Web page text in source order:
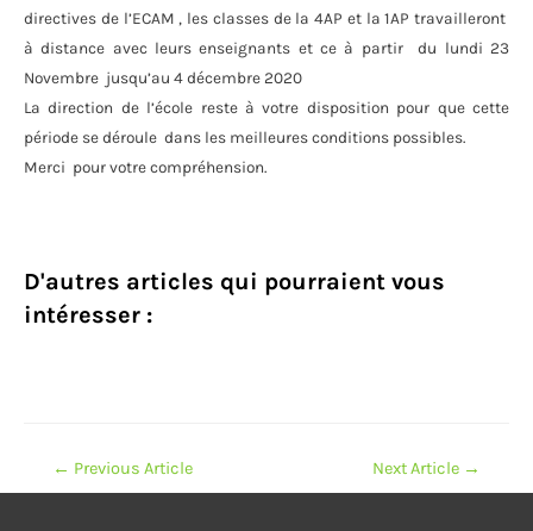
directives de l’ECAM , les classes de la 4AP et la 1AP travailleront
à distance avec leurs enseignants et ce à partir du lundi 23
Novembre jusqu’au 4 décembre 2020
La direction de l’école reste à votre disposition pour que cette
période se déroule dans les meilleures conditions possibles.
Merci pour votre compréhension.
D'autres articles qui pourraient vous
intéresser :
Navigation
de
← Previous Article Next Article →